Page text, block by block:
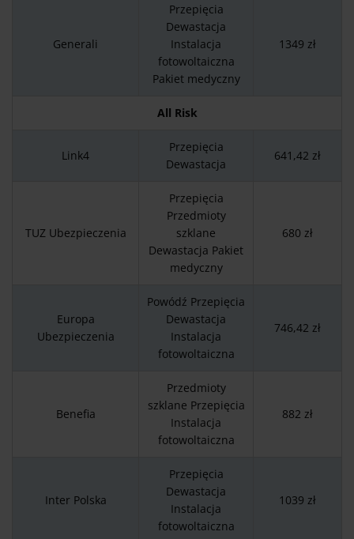
Generali
Przepięcia
Dewastacja
Instalacja
fotowoltaiczna
Pakiet medyczny
1349 zł
All Risk
Link4
Przepięcia
Dewastacja
641,42 zł
TUZ Ubezpieczenia
Przepięcia
Przedmioty
szklane
Dewastacja Pakiet
medyczny
680 zł
Europa
Ubezpieczenia
Powódź Przepięcia
Dewastacja
Instalacja
fotowoltaiczna
746,42 zł
Benefia
Przedmioty
szklane Przepięcia
Instalacja
fotowoltaiczna
882 zł
Inter Polska
Przepięcia
Dewastacja
Instalacja
fotowoltaiczna
1039 zł